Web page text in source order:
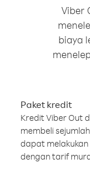
Viber
biaya
Paket kredit
Kredit Viber Out
membeli
dapat melakukan
dengan tarif